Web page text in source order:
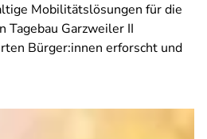
Mobilitätslösungen für die
Tagebau Garzweiler II
Bürger:innen erforscht und